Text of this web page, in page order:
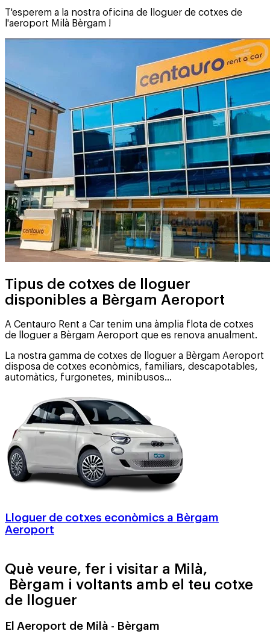
T'esperem a la nostra oficina de lloguer de cotxes de
l'aeroport Milà Bèrgam !
Tipus de cotxes de lloguer
disponibles a Bèrgam Aeroport
A Centauro Rent a Car tenim una àmplia flota de cotxes
de lloguer a Bèrgam Aeroport que es renova anualment.
La nostra gamma de cotxes de lloguer a Bèrgam Aeroport
disposa de cotxes econòmics, familiars, descapotables,
automàtics, furgonetes, minibusos...
Lloguer de cotxes econòmics a Bèrgam
Aeroport
Què veure, fer i visitar a Milà,
Bèrgam i voltants amb el teu cotxe
de lloguer
El Aeroport de Milà - Bèrgam